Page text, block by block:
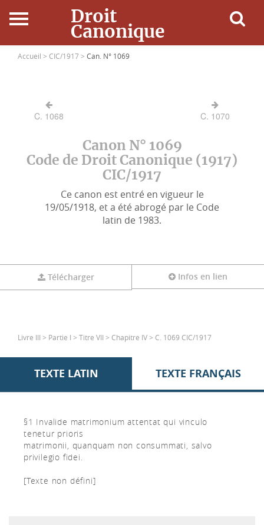
Droit
Canonique
Accueil
Ressources
Accueil > CIC/1917 > Can. N° 1069
C. 1068 C. 1070
Canon N° 1069
Code de Droit Canonique (1917)
CIC/1917
Ce canon est entré en vigueur le
19/05/1918, et a été abrogé par le Code
latin de 1983.
Télécharger Infos en lien
Livre III > Partie I > Titre VII > Chapitre IV > C. 1069 CIC/1917
TEXTE LATIN TEXTE FRANÇAIS
§1 Invalide matrimonium attentat qui vinculo
tenetur prioris
matrimonii, quanquam non consummati, salvo
privilegio fidei.
[Texte non défini]